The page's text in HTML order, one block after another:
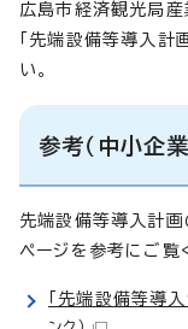
広島市経済観光局
「先端設備等導入計
い。
参考（中小企
先端設備等導入計画
ページを参考にご覧
「先端設備等導